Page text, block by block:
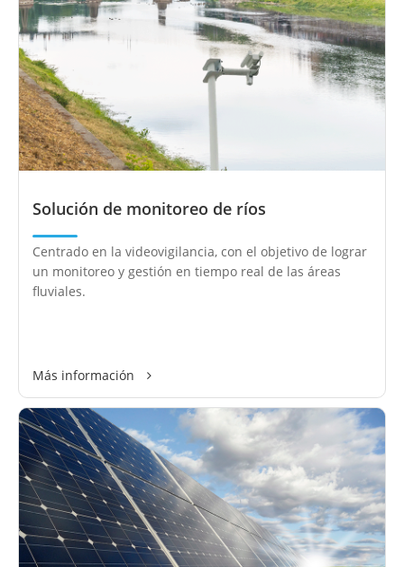
Solución de monitoreo de ríos
Centrado en la videovigilancia, con el objetivo de lograr
un monitoreo y gestión en tiempo real de las áreas
fluviales.
Más información